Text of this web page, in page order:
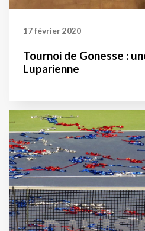
17 février 2020
Tournoi de Gonesse :
Luparienne